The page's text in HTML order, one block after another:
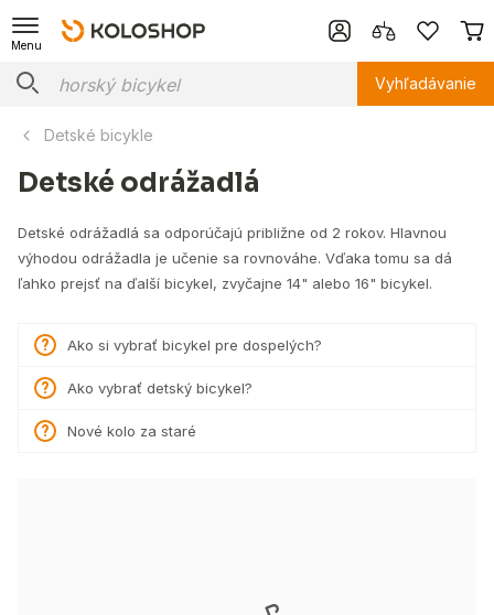
Menu
Vyhľadávanie
Detské bicykle
Detské odrážadlá
Detské odrážadlá sa odporúčajú približne od 2 rokov. Hlavnou
výhodou odrážadla je učenie sa rovnováhe. Vďaka tomu sa dá
ľahko prejsť na ďalší bicykel, zvyčajne 14" alebo 16" bicykel.
Ako si vybrať bicykel pre dospelých?
Ako vybrať detský bicykel?
Nové kolo za staré